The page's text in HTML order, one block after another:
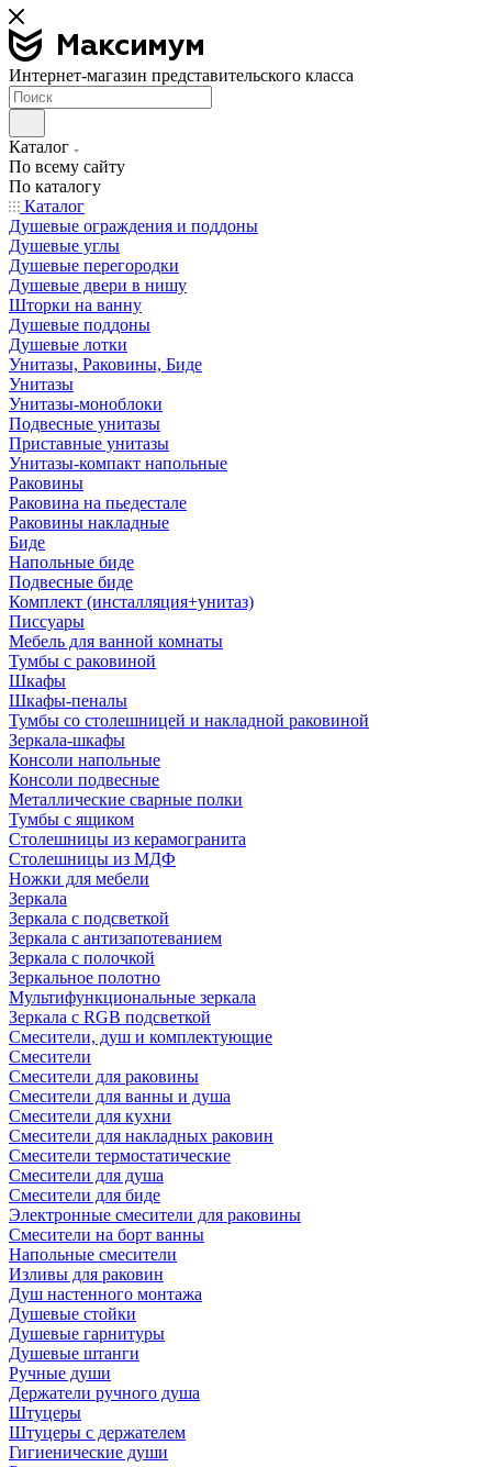
Интернет-магазин представительского класса
Каталог
По всему сайту
По каталогу
Каталог
Душевые ограждения и поддоны
Душевые углы
Душевые перегородки
Душевые двери в нишу
Шторки на ванну
Душевые поддоны
Душевые лотки
Унитазы, Раковины, Биде
Унитазы
Унитазы-моноблоки
Подвесные унитазы
Приставные унитазы
Унитазы-компакт напольные
Раковины
Раковина на пьедестале
Раковины накладные
Биде
Напольные биде
Подвесные биде
Комплект (инсталляция+унитаз)
Писсуары
Мебель для ванной комнаты
Тумбы с раковиной
Шкафы
Шкафы-пеналы
Тумбы со столешницей и накладной раковиной
Зеркала-шкафы
Консоли напольные
Консоли подвесные
Металлические сварные полки
Тумбы с ящиком
Столешницы из керамогранита
Столешницы из МДФ
Ножки для мебели
Зеркала
Зеркала с подсветкой
Зеркала с антизапотеванием
Зеркала с полочкой
Зеркальное полотно
Мультифункциональные зеркала
Зеркала c RGB подсветкой
Смесители, душ и комплектующие
Смесители
Смесители для раковины
Смесители для ванны и душа
Смесители для кухни
Смесители для накладных раковин
Смесители термостатические
Смесители для душа
Смесители для биде
Электронные смесители для раковины
Смесители на борт ванны
Напольные смесители
Изливы для раковин
Душ настенного монтажа
Душевые стойки
Душевые гарнитуры
Душевые штанги
Ручные души
Держатели ручного душа
Штуцеры
Штуцеры с держателем
Гигиенические души